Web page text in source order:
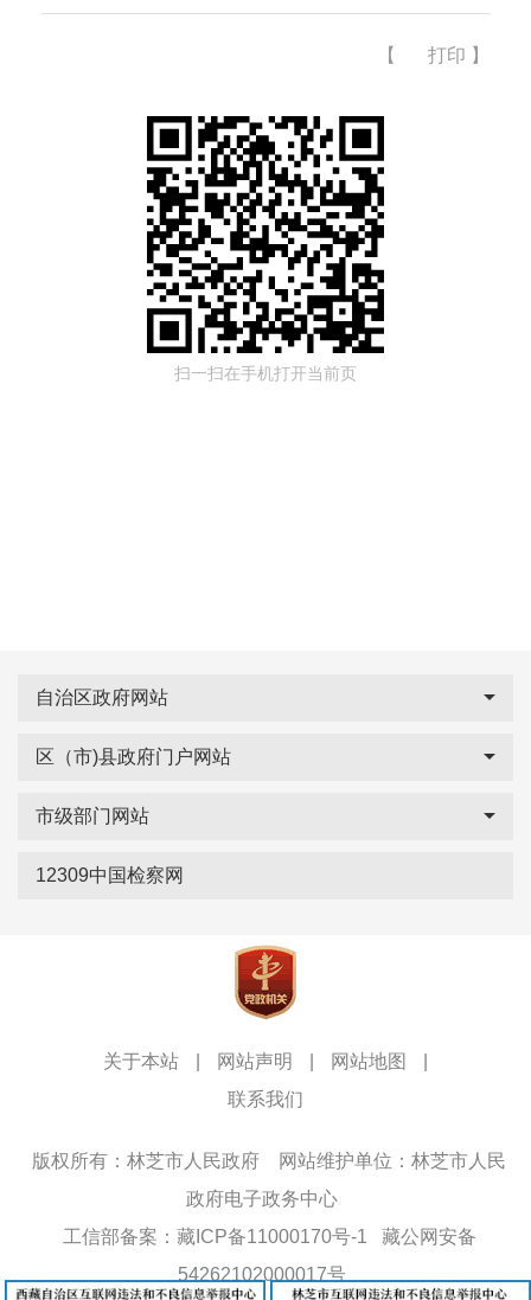
【 打印 】
扫一扫在手机打开当前页
自治区政府网站
区（市)县政府门户网站
市级部门网站
12309中国检察网
关于本站 网站声明 网站地图
联系我们
版权所有：林芝市人民政府
网站维护单位：林芝市人民
政府电子政务中心
工信部备案：藏ICP备11000170号-1
藏公网安备
54262102000017号